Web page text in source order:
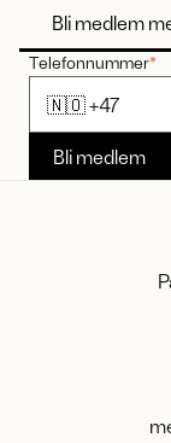
Bli medlem
Telefonnummer*
Bli medlem